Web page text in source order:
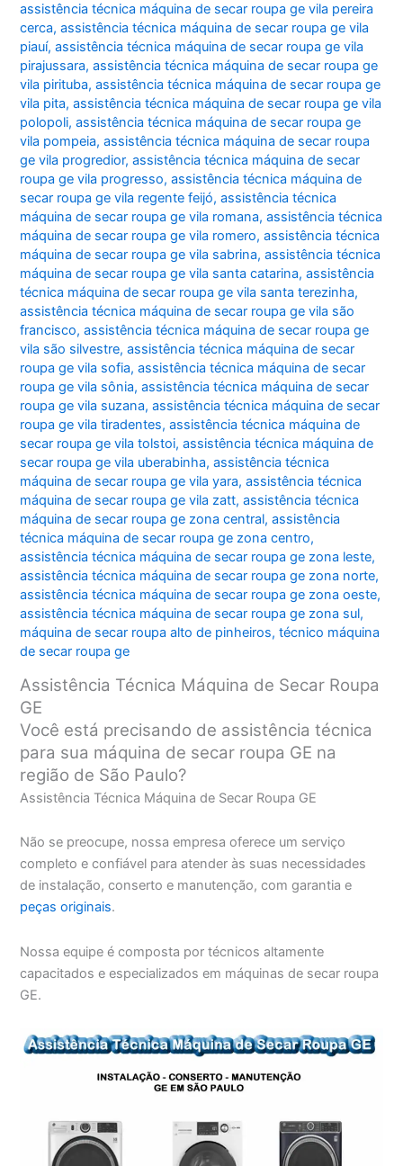
assistência técnica máquina de secar roupa ge vila pereira
cerca,assistência técnica máquina de secar roupa ge vila
piauí,assistência técnica máquina de secar roupa ge vila
pirajussara,assistência técnica máquina de secar roupa ge
vila pirituba,assistência técnica máquina de secar roupa ge
vila pita,assistência técnica máquina de secar roupa ge vila
polopoli,assistência técnica máquina de secar roupa ge
vila pompeia,assistência técnica máquina de secar roupa
ge vila progredior,assistência técnica máquina de secar
roupa ge vila progresso,assistência técnica máquina de
secar roupa ge vila regente feijó,assistência técnica
máquina de secar roupa ge vila romana,assistência técnica
máquina de secar roupa ge vila romero,assistência técnica
máquina de secar roupa ge vila sabrina,assistência técnica
máquina de secar roupa ge vila santa catarina,assistência
técnica máquina de secar roupa ge vila santa terezinha,
assistência técnica máquina de secar roupa ge vila são
francisco,assistência técnica máquina de secar roupa ge
vila são silvestre,assistência técnica máquina de secar
roupa ge vila sofia,assistência técnica máquina de secar
roupa ge vila sônia,assistência técnica máquina de secar
roupa ge vila suzana,assistência técnica máquina de secar
roupa ge vila tiradentes,assistência técnica máquina de
secar roupa ge vila tolstoi,assistência técnica máquina de
secar roupa ge vila uberabinha,assistência técnica
máquina de secar roupa ge vila yara,assistência técnica
máquina de secar roupa ge vila zatt,assistência técnica
máquina de secar roupa ge zona central,assistência
técnica máquina de secar roupa ge zona centro,
assistência técnica máquina de secar roupa ge zona leste,
assistência técnica máquina de secar roupa ge zona norte,
assistência técnica máquina de secar roupa ge zona oeste,
assistência técnica máquina de secar roupa ge zona sul,
máquina de secar roupa alto de pinheiros,técnico máquina
de secar roupa ge
Assistência Técnica Máquina de Secar Roupa
GE
Você está precisando de assistência técnica
para sua máquina de secar roupa GE na
região de São Paulo?
Assistência Técnica Máquina de Secar Roupa GE
Não se preocupe, nossa empresa oferece um serviço
completo e confiável para atender às suas necessidades
de instalação, conserto e manutenção, com garantia e
peças originais.
Nossa equipe é composta por técnicos altamente
capacitados e especializados em máquinas de secar roupa
GE.